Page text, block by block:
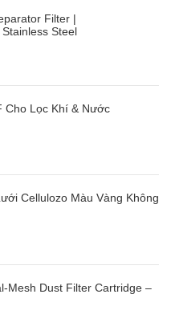
Filter |
Stainless Steel
Cho Lọc Khí & Nước
Cellulozo Màu Vàng Không
Mesh Dust Filter Cartridge –